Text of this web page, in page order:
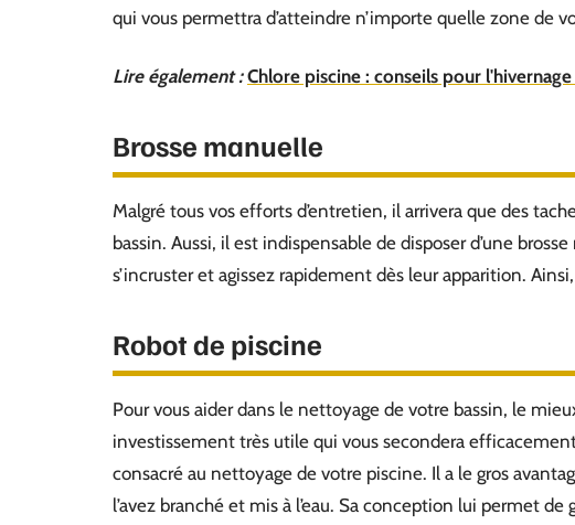
qui vous permettra d’atteindre n’importe quelle zone de
Lire également : Chlore piscine : conseils pour
Brosse manuelle
Malgré tous vos efforts d’entretien, il arrivera que des
bassin. Aussi, il est indispensable de disposer d’une
s’incruster et agissez rapidement dès leur apparition.
Robot de piscine
Pour vous aider dans le nettoyage de votre bassin, le
investissement très utile qui vous secondera
consacré au nettoyage de votre piscine. Il a le gros
l’avez branché et mis à l’eau. Sa conception lui permet